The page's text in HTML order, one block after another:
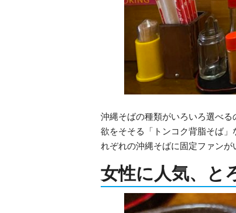
沖縄そばの種類がいろいろ選べ
欲をそそる「トンコク背脂そば
れぞれの沖縄そばに固定ファンが
女性に人気、と